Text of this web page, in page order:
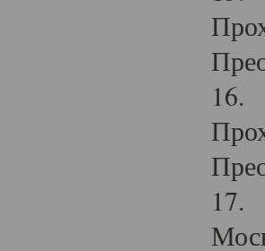
16.
17.